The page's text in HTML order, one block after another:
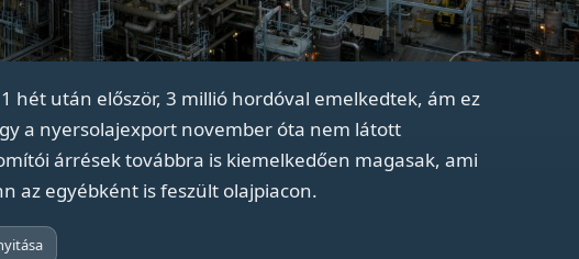
hét után először, 3 millió hordóval emelkedtek, ám ez
a nyersolajexport november óta nem látott
árrések továbbra is kiemelkedően magasak, ami
az egyébként is feszült olajpiacon.